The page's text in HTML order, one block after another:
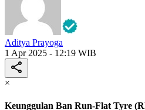
Aditya Prayoga
1 Apr 2025 - 12:19 WIB
×
Keunggulan Ban Run-Flat Tyre